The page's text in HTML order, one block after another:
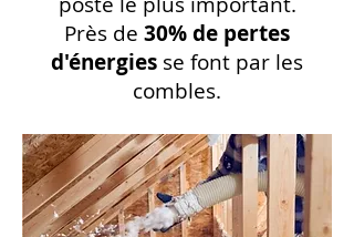
Près de 30% de pertes
d'énergies se font par les
combles.